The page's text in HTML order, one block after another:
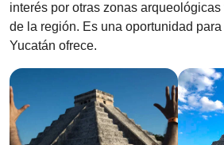
interés por otras zonas
de la región. Es una oportunidad
Yucatán ofrece.